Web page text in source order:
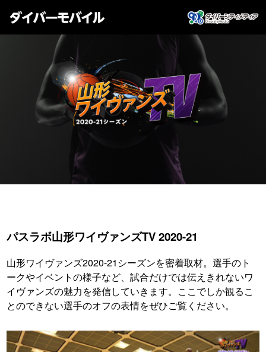
パスラボ山形ワイヴァンズTV 2020-21
山形ワイヴァンズ2020-21シーズンを密着取材。選手のト
ークやイベントの様子など、試合だけでは伝えきれないワ
イヴァンズの魅力を発信していきます。ここでしか観るこ
とのできない選手のオフの表情をぜひご覧ください。